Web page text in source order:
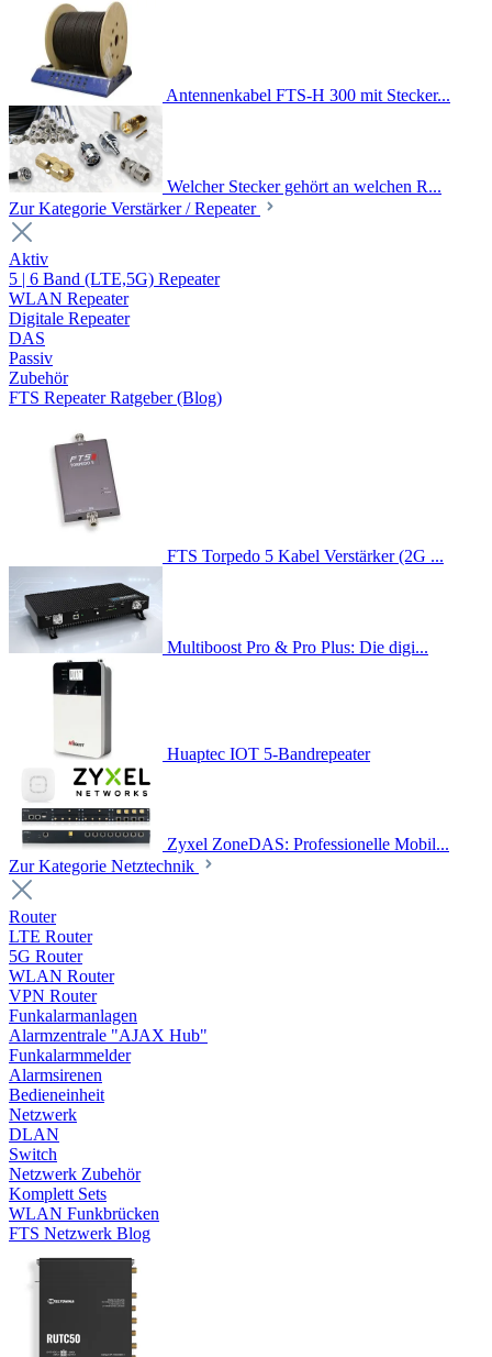
Antennenkabel FTS-H 300 mit Stecker...
Welcher Stecker gehört an welchen R...
Zur Kategorie Verstärker / Repeater
Aktiv
5 | 6 Band (LTE,5G) Repeater
WLAN Repeater
Digitale Repeater
DAS
Passiv
Zubehör
FTS Repeater Ratgeber (Blog)
FTS Torpedo 5 Kabel Verstärker (2G ...
Multiboost Pro & Pro Plus: Die digi...
Huaptec IOT 5-Bandrepeater
Zyxel ZoneDAS: Professionelle Mobil...
Zur Kategorie Netztechnik
Router
LTE Router
5G Router
WLAN Router
VPN Router
Funkalarmanlagen
Alarmzentrale "AJAX Hub"
Funkalarmmelder
Alarmsirenen
Bedieneinheit
Netzwerk
DLAN
Switch
Netzwerk Zubehör
Komplett Sets
WLAN Funkbrücken
FTS Netzwerk Blog